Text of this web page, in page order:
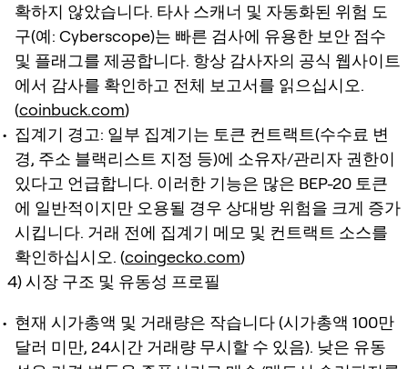
확하지 않았습니다. 타사 스캐너 및 자동화된 위험 도
구(예: Cyberscope)는 빠른 검사에 유용한 보안 점수
및 플래그를 제공합니다. 항상 감사자의 공식 웹사이트
에서 감사를 확인하고 전체 보고서를 읽으십시오.
(coinbuck.com)
집계기 경고: 일부 집계기는 토큰 컨트랙트(수수료 변
경, 주소 블랙리스트 지정 등)에 소유자/관리자 권한이
있다고 언급합니다. 이러한 기능은 많은 BEP-20 토큰
에 일반적이지만 오용될 경우 상대방 위험을 크게 증가
시킵니다. 거래 전에 집계기 메모 및 컨트랙트 소스를
확인하십시오. (coingecko.com)
4) 시장 구조 및 유동성 프로필
현재 시가총액 및 거래량은 작습니다 (시가총액 100만
달러 미만, 24시간 거래량 무시할 수 있음). 낮은 유동